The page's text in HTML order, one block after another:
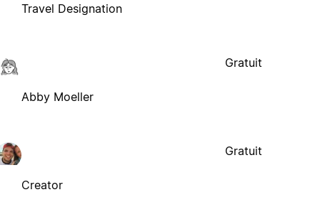
Travel Designation
Abby Moeller
Gratuit
Creator
Gratuit